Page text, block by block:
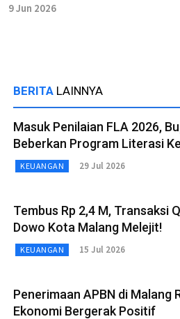
9 Jun 2026
BERITA LAINNYA
Masuk Penilaian FLA 2026,
Beberkan Program Literasi
KEUANGAN 29 Jul 2026
Tembus Rp 2,4 M, Transaksi
Dowo Kota Malang Melejit!
KEUANGAN 15 Jul 2026
Penerimaan APBN di Malang
Ekonomi Bergerak Positif